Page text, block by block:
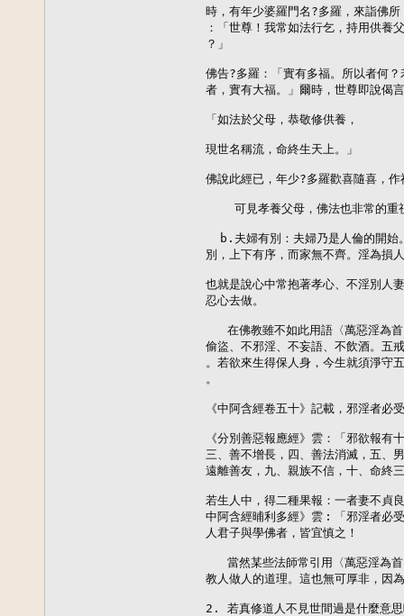
時，有年少婆羅門名?多羅，來詣佛
：「世尊！我常如法行乞，持用供養
？」
佛告?多羅：「實有多福。所以者何
者，實有大福。」爾時，世尊即說偈
「如法於父母，恭敬修供養，
現世名稱流，命終生天上。」
佛說此經已，年少?多羅歡喜隨喜，
可見孝養父母，佛法也非常的重
b.夫婦有別：夫婦乃是人倫的開始
別，上下有序，而家無不齊。淫為損
也就是說心中常抱著孝心、不淫別人
忍心去做。
在佛教雖不如此用語〈萬惡淫為
偷盜、不邪淫、不妄語、不飲酒。五
。若欲來生得保人身，今生就須淨守
。
《中阿含經卷五十》記載，邪淫者必
《分別善惡報應經》雲：「邪欲報有
三、善不增長，四、善法消滅，五、
遠離善友，九、親族不信，十、命終
若生人中，得二種果報：一者妻不貞
中阿含經晡利多經》雲︰「邪淫者必
人君子與學佛者，皆宜慎之！
當然某些法師常引用〈萬惡淫為
教人做人的道理。這也無可厚非，因
2. 若真修道人不見世間過是什麼意